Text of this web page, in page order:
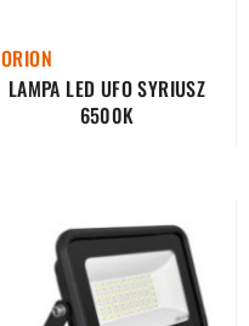
ORION
LAMPA LED UFO SYRIUSZ
6500K